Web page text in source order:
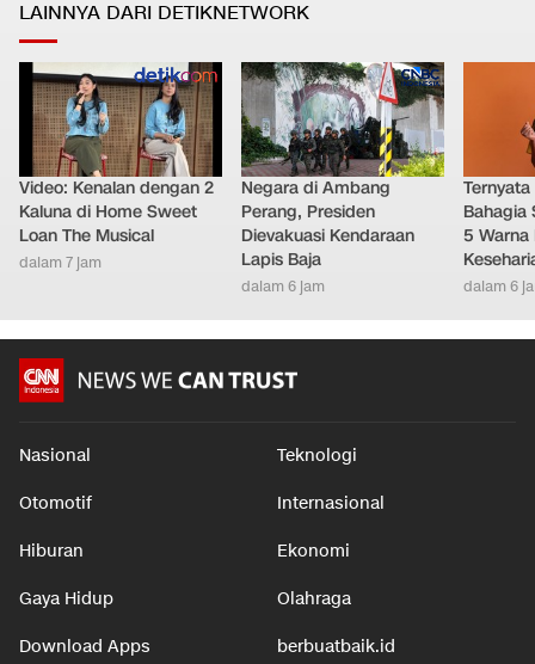
LAINNYA DARI DETIKNETWORK
Video: Kenalan dengan 2
Kaluna di Home Sweet
Loan The Musical
dalam 7 jam
Negara di Ambang
Perang, Presiden
Dievakuasi Kendaraan
Lapis Baja
dalam 6 jam
Bahagia
5
dalam 6
Nasional Teknologi
Otomotif Internasional
Hiburan Ekonomi
Gaya Hidup Olahraga
Download Apps berbuatbaik.id